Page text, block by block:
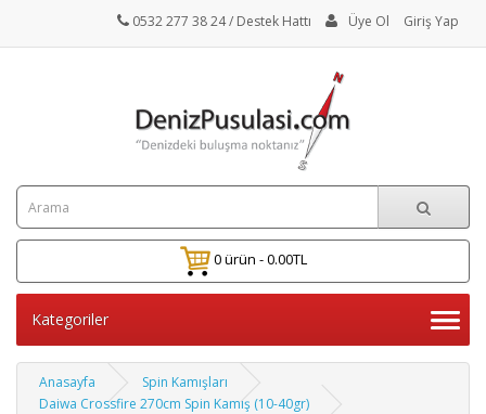
0532 277 38 24/ Destek Hattı Üye Ol Giriş Yap
0 ürün - 0.00TL
Kategoriler
Anasayfa
Spin Kamışları
Daiwa Crossfire 270cm Spin Kamış (10-40gr)